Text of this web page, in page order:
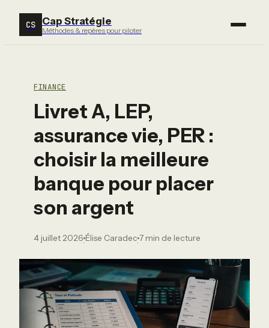
CS Cap Stratégie
Méthodes & repères pour piloter
FINANCE
Livret A, LEP,
assurance vie, PER :
choisir la meilleure
banque pour placer
son argent
4 juillet 2026
·
Élise Caradec
·
7 min de lecture